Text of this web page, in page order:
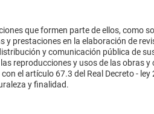
que formen parte de ellos, como
prestaciones en la elaboración de
y comunicación pública de
reproducciones y usos de las obras
el artículo 67.3 del Real Decreto -
y finalidad.